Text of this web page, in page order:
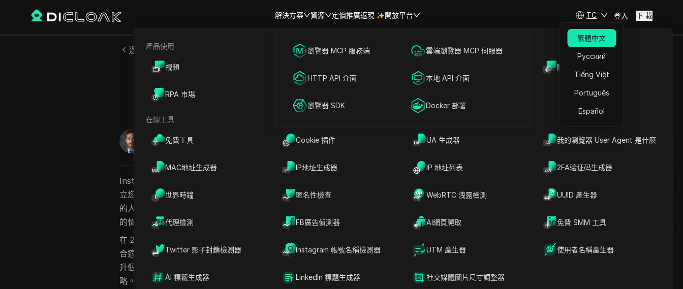
解決方案
海外社媒營銷
廣告投放
帳號共享
資源
產品使用
視頻 開放API
RPA 市場
在線工具
免費工具 Cookie 插件 UA 生成器 我的瀏覽器 User Agent 是什麼
MAC地址生成器 IP地址生成器 IP 地址列表 2FA验证码生成器
世界時鐘 匿名性檢查 WebRTC 洩露檢測 UUID 產生器
代理檢測 FB廣告偵測器 AI網頁爬取 免費 SMM 工具
Twitter 影子封鎖檢測器 Instagram 帳號名稱檢測器 UTM 產生器 使用者名稱產生器
AI 標籤生成器 LinkedIn 標題生成器 社交媒體圖片尺寸調整器
定價推廣返現 開放平台
瀏覽器 MCP 服務端 雲端瀏覽器 MCP 伺服器
HTTP API 介面 本地 API 介面
瀏覽器 SDK Docker 部署
TC
繁體中文
Русский
Tiếng Việt
Português
Español
登入 下 載
返回
如何免費獲得Instagram粉絲：2025年頂級免費工
具
就此頁面提問
威廉·戴維斯
2025年9月
Instagram 不僅僅是一個照片分享應用程式——它是一個強大的平台，可用於建
立您的品牌並與人們建立聯繫。無論您是企業主、網紅，還是只是喜歡分享時刻
的人，增加您的 Instagram 粉絲數都是關鍵。但是，如何才能在不花費大量金錢
的情況下實現這一目標呢？
在 2025 年，免費工具是實現可持續
合適的
Instagram 增長工具，您可以在不花錢投放廣告或購買假粉絲的情況下提
升個人資料。這些工具不僅幫助您增加粉絲數量，還能增強您的
略。隨著粉絲數的增長，您的
和接觸更多潛在客戶或粉絲的能力也會
文章內容
如何選擇合適的工具購買